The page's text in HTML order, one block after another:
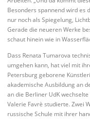
Besonders spannend wird es
nur noch als Spiegelung,
Gerade die neueren Werke
schaut hinein wie in
Dass Renata Tumarova
umgehen kann, hat viel mit
Petersburg geborene
akademische Ausbildung an
an die Berliner UdK
Valerie Favrè studierte. Zwei
russische Schule mit ihrer